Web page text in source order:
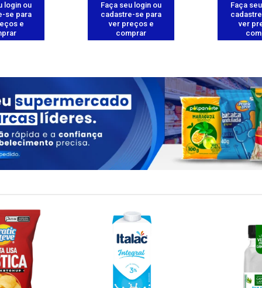
login ou
se para
e
Faça seu login ou
cadastre-se para
ver preços e
comprar
Faça
ver